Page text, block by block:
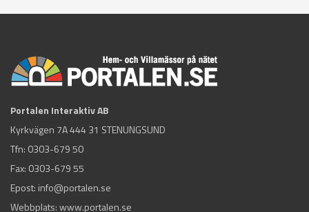
Portalen Interaktiv AB
Kyrkvägen 7A 444 31 STENUNGSUND
Tfn: 0303-679 50
Fax: 0303-679 55
Epost: info@portalen.se
Webbplats: www.portalen.se